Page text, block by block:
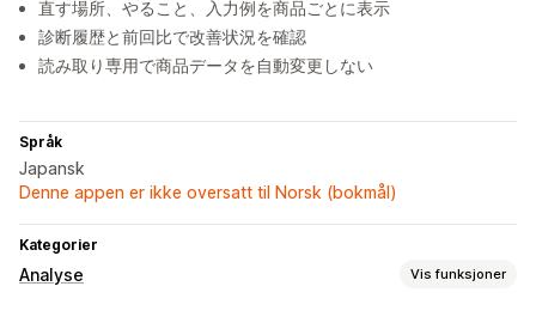
直す場所、やること、入力例を商品ごとに表示
診断履歴と前回比で改善状況を確認
読み取り専用で商品データを自動変更しない
Språk
Japansk
Denne appen er ikke oversatt til Norsk (bokmål)
Kategorier
Analyse Vis funksjoner